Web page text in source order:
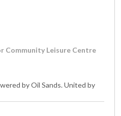
Community Leisure Centre
by Oil Sands. United by